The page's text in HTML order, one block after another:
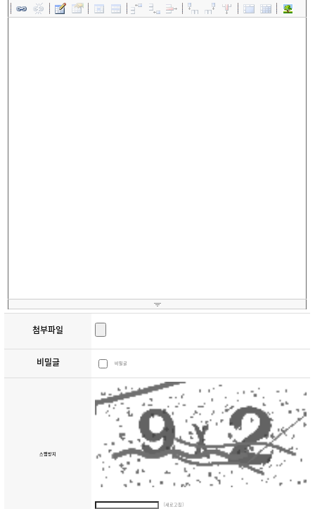
첨부파일
비밀글 비밀글
스팸방지
[새로고침]